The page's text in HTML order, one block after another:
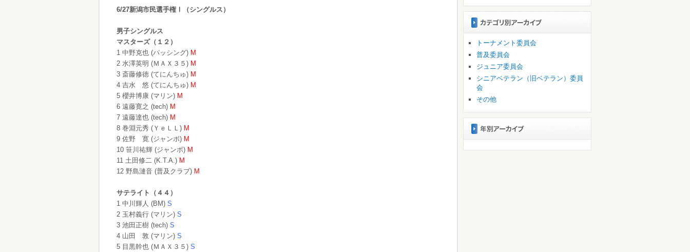
6/27新潟市民選手権Ⅰ（シングルス）
男子シングルス
マスターズ（１２）
1 中野克也 (パッシング) M
2 水澤英明 (ＭＡＸ３５) M
3 斎藤修徳 (てにんちゅ) M
4 吉水 悠 (てにんちゅ) M
5 櫻井博康 (マリン) M
6 遠藤寛之 (tech) M
7 遠藤達也 (tech) M
8 巻淵元秀 (ＹｅＬＬ) M
9 佐野 寛 (ジャンボ) M
10 笹川祐輝 (ジャンボ) M
11 土田修二 (K.T.A.) M
12 野島漣音 (普及クラブ) M
サテライト（４４）
1 中川輝人 (BM) S
2 玉村義行 (マリン) S
3 池田正樹 (tech) S
4 山田 敦 (マリン) S
5 目黒幹也 (ＭＡＸ３５) S
トーナメント委員会
普及委員会
ジュニア委員会
シニアベテラン（旧ベテラン）委員
会
その他